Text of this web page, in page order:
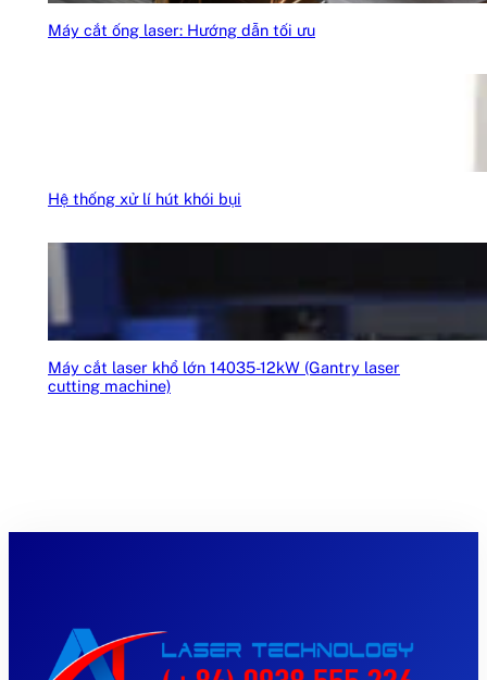
Máy cắt ống laser: Hướng dẫn tối ưu
Hệ thống xử lí hút khói bụi
Máy cắt laser khổ lớn 14035-12kW (Gantry laser
cutting machine)